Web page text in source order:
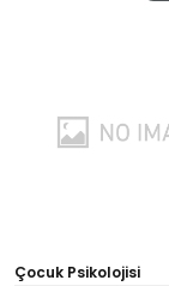
Çocuk Psikolojisi